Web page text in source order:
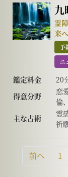
人
読
チ
世
対
ン
イ
カ
ー
九
霊
来
予
ニ
鑑定料金
20
得意分野
恋
倫
夫
仕
主な占術
霊
祈
前へ 1